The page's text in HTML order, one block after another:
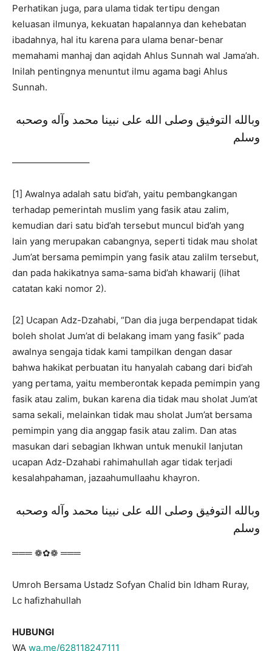
Perhatikan juga, para ulama tidak tertipu dengan
keluasan ilmunya, kekuatan hapalannya dan kehebatan
ibadahnya, hal itu karena para ulama benar-benar
memahami manhaj dan aqidah Ahlus Sunnah wal Jama’ah.
Inilah pentingnya menuntut ilmu agama bagi Ahlus
Sunnah.
وبالله التوفيق وصلى الله على نبينا محمد وآله وصحبه
وسلم
————————–
[1] Awalnya adalah satu bid’ah, yaitu pembangkangan
terhadap pemerintah muslim yang fasik atau zalim,
kemudian dari satu bid’ah tersebut muncul bid’ah yang
lain yang merupakan cabangnya, seperti tidak mau sholat
Jum’at bersama pemimpin yang fasik atau zalilm tersebut,
dan pada hakikatnya sama-sama bid’ah khawarij (lihat
catatan kaki nomor 2).
[2] Ucapan Adz-Dzahabi, “Dan dia juga berpendapat tidak
boleh sholat Jum’at di belakang imam yang fasik” pada
awalnya sengaja tidak kami tampilkan dengan dasar
bahwa hakikat perbuatan itu hanyalah cabang dari bid’ah
yang pertama, yaitu memberontak kepada pemimpin yang
fasik atau zalim, bukan karena dia tidak mau sholat Jum’at
sama sekali, melainkan tidak mau sholat Jum’at bersama
pemimpin yang dia anggap fasik atau zalim. Dan atas
masukan dari sebagian Ikhwan untuk menukil lanjutan
ucapan Adz-Dzahabi rahimahullah agar tidak terjadi
kesalahpahaman, jazaahumullaahu khayron.
وبالله التوفيق وصلى الله على نبينا محمد وآله وصحبه
وسلم
═══ ❁✿❁ ═══
Umroh Bersama Ustadz Sofyan Chalid bin Idham Ruray,
Lc hafizhahullah
HUBUNGI
WA wa.me/628118247111